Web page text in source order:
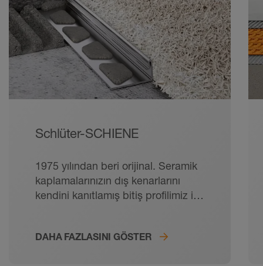
Schlüter-SCHIENE
1975 yılından beri orijinal. Seramik
kaplamalarınızın dış kenarlarını
kendini kanıtlamış bitiş profilimiz ile
DAHA FAZLASINI GÖSTER